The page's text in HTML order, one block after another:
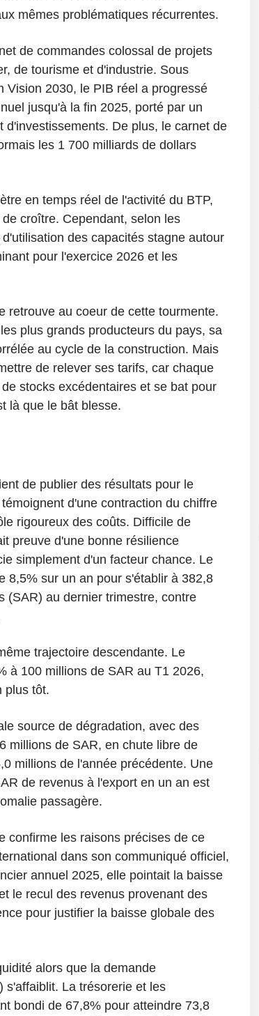
mêmes problématiques récurrentes.
de commandes colossal de projets
de tourisme et d'industrie. Sous
Vision 2030, le PIB réel a progressé
jusqu'à la fin 2025, porté par un
d'investissements. De plus, le carnet de
les 1 700 milliards de dollars
en temps réel de l'activité du BTP,
croître. Cependant, selon les
des capacités stagne autour
pour l'exercice 2026 et les
retrouve au coeur de cette tourmente.
plus grands producteurs du pays, sa
au cycle de la construction. Mais
de relever ses tarifs, car chaque
stocks excédentaires et se bat pour
là que le bât blesse.
de publier des résultats pour le
d'une contraction du chiffre
rigoureux des coûts. Difficile de
preuve d'une bonne résilience
simplement d'un facteur chance. Le
8,5% sur un an pour s'établir à 382,8
(SAR) au dernier trimestre, contre
trajectoire descendante. Le
à 100 millions de SAR au T1 2026,
plus tôt.
source de dégradation, avec des
millions de SAR, en chute libre de
millions de l'année précédente. Une
de revenus à l'export en un an est
passagère.
confirme les raisons précises de ce
dans son communiqué officiel,
annuel 2025, elle pointait la baisse
le recul des revenus provenant des
pour justifier la baisse globale des
alors que la demande
s'affaiblit. La trésorerie et les
bondi de 67,8% pour atteindre 73,8